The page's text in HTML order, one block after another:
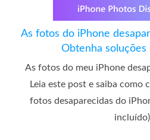
As fotos do iPhone
Obtenha soluções
As fotos do meu iPhone
Leia este post e saiba como
fotos desaparecidas do